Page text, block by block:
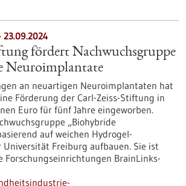
fördert Nachwuchsgruppe
Neuroimplantate
an neuartigen Neuroimplantaten hat
Förderung der Carl-Zeiss-Stiftung in
Euro für fünf Jahre eingeworben.
„Biohybride
auf weichen Hydrogel-
Universität Freiburg aufbauen. Sie ist
Forschungseinrichtungen BrainLinks-